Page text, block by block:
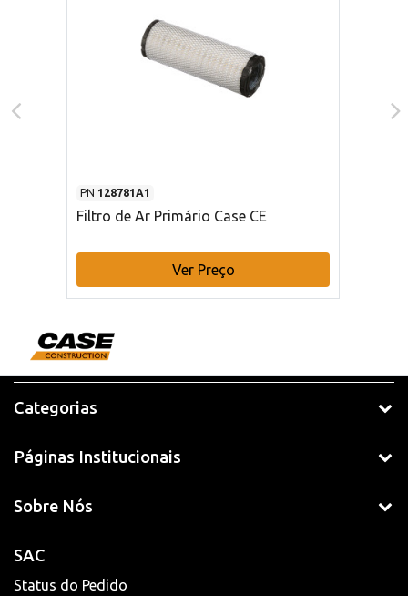
PN 128781A1
Filtro de Ar Primário Case CE
Ver Preço
Categorias
Páginas Institucionais
Sobre Nós
SAC
Status do Pedido